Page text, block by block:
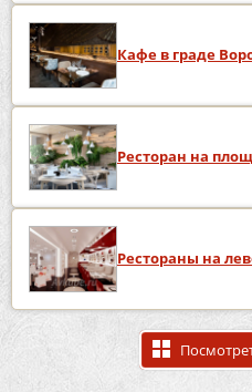
Кафе в граде
Ресторан на
Рестораны на